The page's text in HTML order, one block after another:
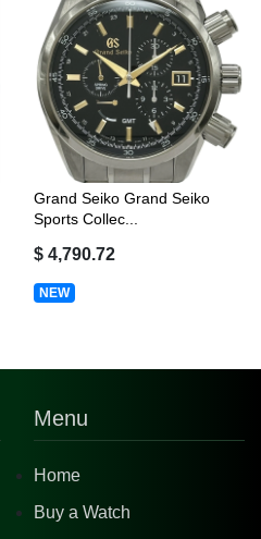
Grand Seiko Grand Seiko
Sports Collec...
$ 4,790.72
NEW
Menu
Home
Buy a Watch